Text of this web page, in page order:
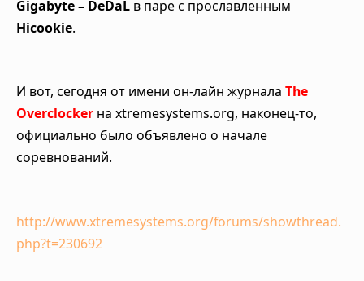
Gigabyte – DeDaL в паре с прославленным
Hicookie.
И вот, сегодня от имени он-лайн журнала The
Overclocker на xtremesystems.org, наконец-то,
официально было объявлено о начале
соревнований.
http://www.xtremesystems.org/forums/showthread.
php?t=230692